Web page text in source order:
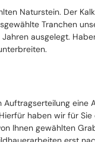
Naturstein. Der
Tranchen
ausgelegt.
Auftragserteilung eine
haben wir für
Ihnen gewählten